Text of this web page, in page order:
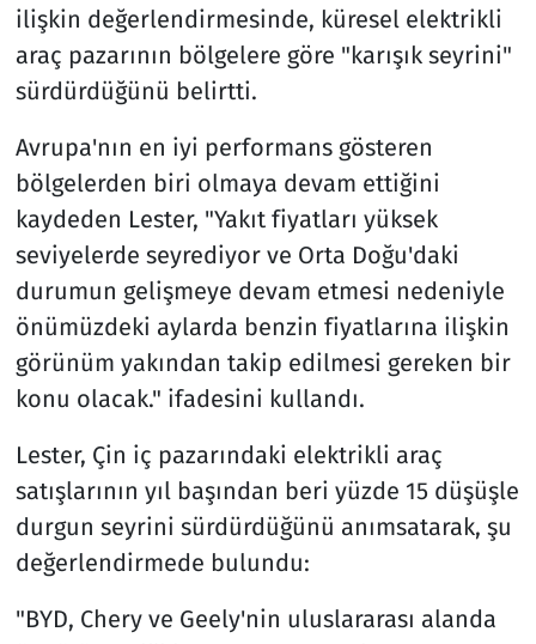
ilişkin değerlendirmesinde, küresel elektrikli
araç pazarının bölgelere göre "karışık seyrini"
sürdürdüğünü belirtti.
Avrupa'nın en iyi performans gösteren
bölgelerden biri olmaya devam ettiğini
kaydeden Lester, "Yakıt fiyatları yüksek
seviyelerde seyrediyor ve Orta Doğu'daki
durumun gelişmeye devam etmesi nedeniyle
önümüzdeki aylarda benzin fiyatlarına ilişkin
görünüm yakından takip edilmesi gereken bir
konu olacak." ifadesini kullandı.
Lester, Çin iç pazarındaki elektrikli araç
satışlarının yıl başından beri yüzde 15 düşüşle
durgun seyrini sürdürdüğünü anımsatarak, şu
değerlendirmede bulundu:
"BYD, Chery ve Geely'nin uluslararası alanda